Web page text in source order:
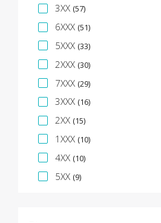
Spezifikationsfacette
3XX (57)
6XXX (51)
5XXX (33)
2XXX (30)
7XXX (29)
3XXX (16)
2XX (15)
1XXX (10)
4XX (10)
5XX (9)